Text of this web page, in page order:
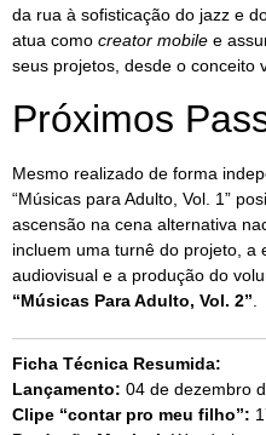
da rua à sofisticação do jazz e
atua como creator mobile e
seus projetos, desde o conceito
Próximos
Mesmo realizado de forma
“Músicas para Adulto, Vol. 1”
ascensão na cena alternativa
incluem uma turnê do projeto, a
audiovisual e a produção do
“Músicas Para Adulto, Vol. 2”
Ficha Técnica Resumida:
Lançamento: 04 de dezembro
Clipe “contar pro meu filho”: